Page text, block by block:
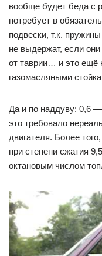
вообще будет беда с
потребует в
подвески, т.к.
не выдержат, если
от таврии… и это ещё
газомасляными
Да и по наддуву: 0,6 —
это требовало
двигателя. Более
при степени сжатия
октановым числом